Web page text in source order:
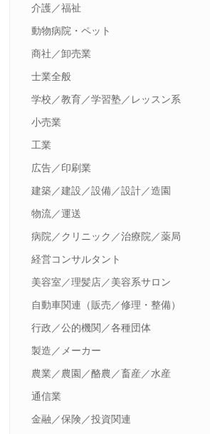
介護／福祉
動物病院・ペット
商社／卸売業
士業全般
学校／教育／学習塾／レッスン系
小売業
工業
広告／印刷業
建築／建設／設備／設計／造園
物流／運送
病院／クリニック／治療院／薬局
経営コンサルタント
美容室／理髪店／美容系サロン
自動車関連（販売／修理・整備）
行政／公的機関／各種団体
製造／メーカー
農業／農園／酪農／畜産／水産
通信業
金融／保険／投資関連